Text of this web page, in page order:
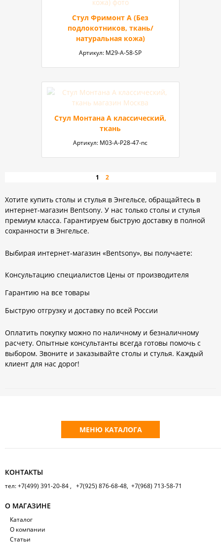
Стул Фримонт А (Без
подлокотников, ткань/
натуральная кожа)
Артикул: M29-А-58-SP
Стул Монтана А классический,
ткань
Артикул: М03-A-P28-47-nc
1 2
Хотите купить столы и стулья в Энгельсе, обращайтесь в
интернет-магазин Bentsony. У нас только столы и стулья
премиум класса. Гарантируем быструю доставку в полной
сохранности в Энгельсе.
Выбирая интернет-магазин «Bentsony», вы получаете:
Консультацию специалистов Цены от производителя
Гарантию на все товары
Быструю отгрузку и доставку по всей России
Оплатить покупку можно по наличному и безналичному
расчету. Опытные консультанты всегда готовы помочь с
выбором. Звоните и заказывайте столы и стулья. Каждый
клиент для нас дорог!
МЕНЮ КАТАЛОГА
КОНТАКТЫ
тел: +7(499) 391-20-84 , +7(925) 876-68-48, +7(968) 713-58-71
О МАГАЗИНЕ
Каталог
О компании
Статьи